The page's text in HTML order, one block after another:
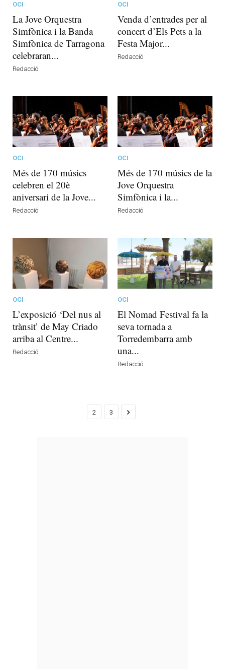
OCI
La Jove Orquestra
Simfònica i la Banda
Simfònica de Tarragona
celebraran...
Redacció
OCI
Venda d’entrades per al
concert d’Els Pets a la
Festa Major...
Redacció
OCI
Més de 170 músics
celebren el 20è
aniversari de la Jove...
Redacció
OCI
Més de 170 músics de la
Jove Orquestra
Simfònica i la...
Redacció
OCI
L’exposició ‘Del nus al
trànsit’ de May Criado
arriba al Centre...
Redacció
OCI
El Nomad Festival fa la
seva tornada a
Torredembarra amb
una...
Redacció
2 3